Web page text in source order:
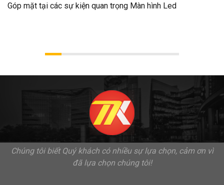
Góp mặt tại các sự kiện quan trọng Màn hình Led
Chúng tôi biết Quý khách có nhiều sự lựa chọn, cảm ơn vì
đã lựa chọn chúng tôi!